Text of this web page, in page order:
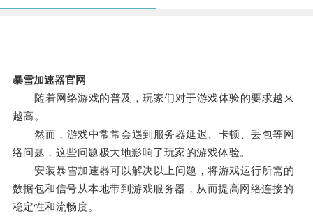
暴雪加速器官网
随着网络游戏的普及，玩家们对于游戏体验的要求越来
越高。
然而，游戏中常常会遇到服务器延迟、卡顿、丢包等网
络问题，这些问题极大地影响了玩家的游戏体验。
安装暴雪加速器可以解决以上问题，将游戏运行所需的
数据包和信号从本地带到游戏服务器，从而提高网络连接的
稳定性和流畅度。